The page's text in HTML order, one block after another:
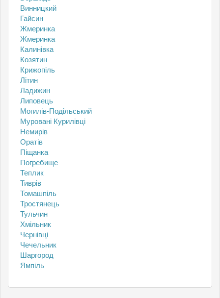
Винницкий
Гайсин
Жмеринка
Жмеринка
Калинівка
Козятин
Крижопіль
Літин
Ладижин
Липовець
Могилів-Подільський
Муровані Курилівці
Немирів
Оратів
Піщанка
Погребище
Теплик
Тиврів
Томашпіль
Тростянець
Тульчин
Хмільник
Чернівці
Чечельник
Шаргород
Ямпіль